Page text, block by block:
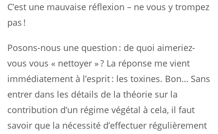
C’est une mauvaise réflexion – ne vous y trompez
pas !
Posons-nous une question : de quoi aimeriez-
vous vous « nettoyer » ? La réponse me vient
immédiatement à l’esprit : les toxines. Bon… Sans
entrer dans les détails de la théorie sur la
contribution d’un régime végétal à cela, il faut
savoir que la nécessité d’effectuer régulièrement